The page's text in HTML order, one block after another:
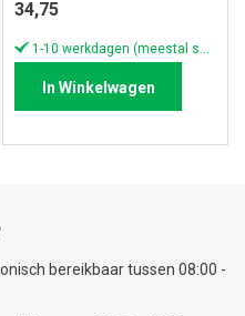
34,75
In Winkelwagen
bereikbaar tussen 08:00 -